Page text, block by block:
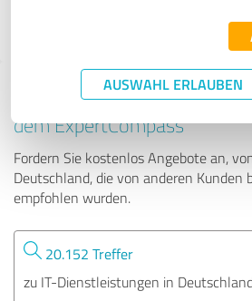
AUSWAHL ERLAUBEN
Tipp: Die passenden
dem ExpertCompass
Fordern Sie kostenlos Angebote an,
Deutschland, die von anderen Kunden
empfohlen wurden.
20.152 Treffer
zu IT-Dienstleistungen in